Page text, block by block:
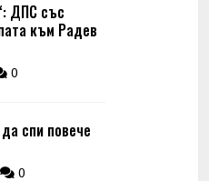
ДПС със
към Радев
0
спи повече
0